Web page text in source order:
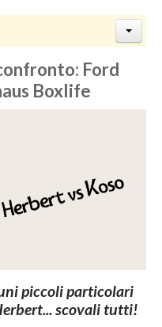
Ford
Boxlife
piccoli particolari
scovali tutti!